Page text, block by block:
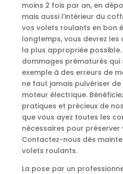
moins 2 fois par an, en
mais aussi l’intérieur du
vos volets roulants en bon
longtemps, vous devrez les
la plus appropriée
dommages prématurés qui
exemple à des erreurs de
ne faut jamais pulvériser de
moteur électrique.
pratiques et précieux de
que vous ayez toutes les
nécessaires pour
Contactez-nous dès
volets roulants.
La pose par un